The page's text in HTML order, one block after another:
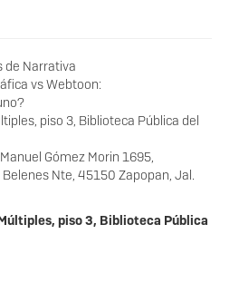
piso 3, Biblioteca Pública del
Gómez Morin 1695,
Nte, 45150 Zapopan, Jal.
piso 3, Biblioteca Pública